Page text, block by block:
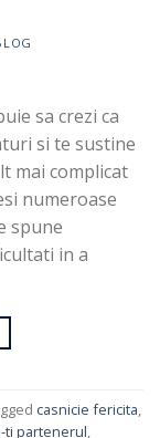
sa crezi ca
si te sustine
mai complicat
numeroase
spune
in a
casnicie fericita,
ti partenerul,